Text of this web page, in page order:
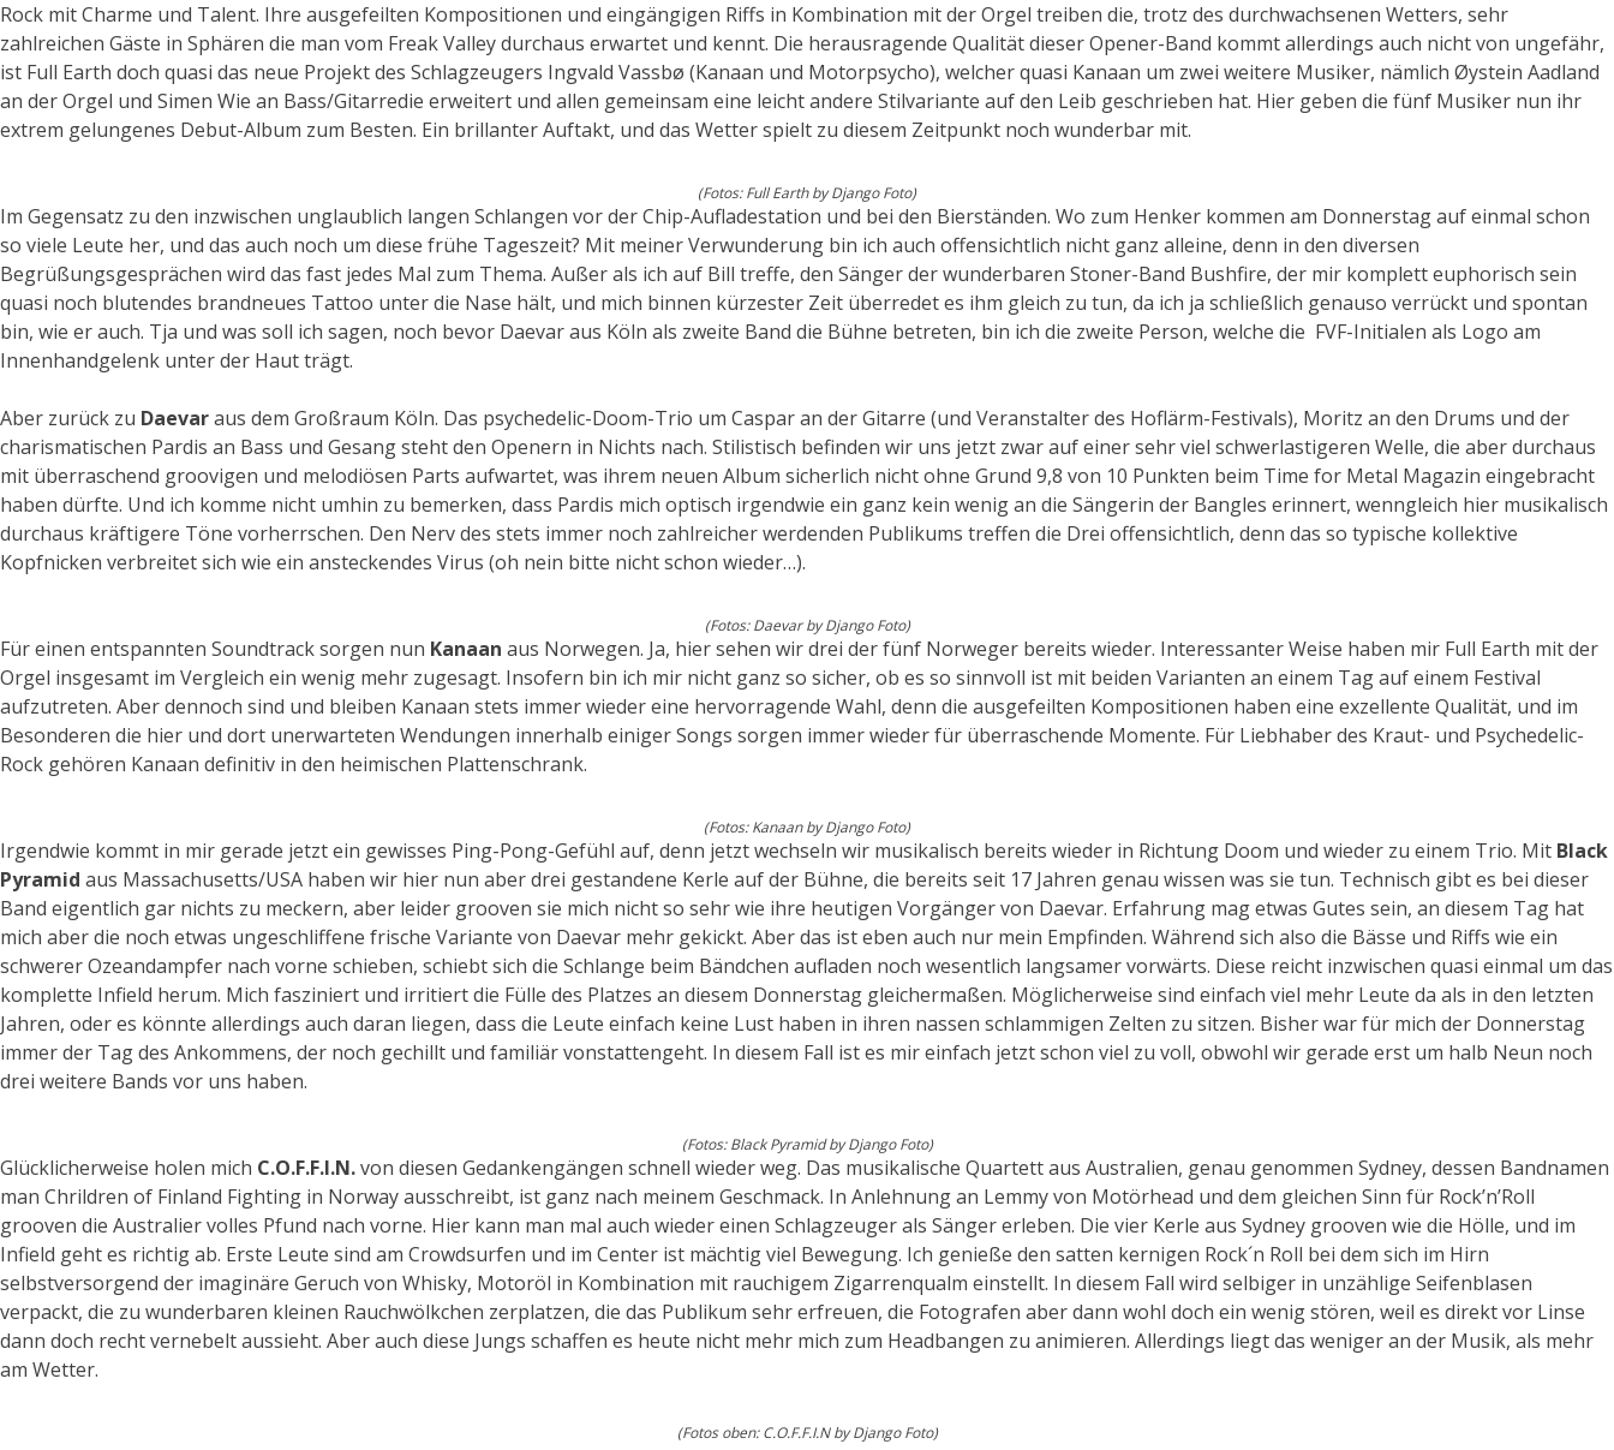
Rock mit Charme und Talent. Ihre ausgefeilten Kompositionen und eingängigen Riffs in Kombination mit der Orgel treiben die, trotz des durchwachsenen Wetters, sehr
zahlreichen Gäste in Sphären die man vom Freak Valley durchaus erwartet und kennt. Die herausragende Qualität dieser Opener-Band kommt allerdings auch nicht von ungefähr,
ist Full Earth doch quasi das neue Projekt des Schlagzeugers Ingvald Vassbø (Kanaan und Motorpsycho), welcher quasi Kanaan um zwei weitere Musiker, nämlich Øystein Aadland
an der Orgel und Simen Wie an Bass/Gitarredie erweitert und allen gemeinsam eine leicht andere Stilvariante auf den Leib geschrieben hat. Hier geben die fünf Musiker nun ihr
extrem gelungenes Debut-Album zum Besten. Ein brillanter Auftakt, und das Wetter spielt zu diesem Zeitpunkt noch wunderbar mit.
(Fotos: Full Earth by Django Foto)
Im Gegensatz zu den inzwischen unglaublich langen Schlangen vor der Chip-Aufladestation und bei den Bierständen. Wo zum Henker kommen am Donnerstag auf einmal schon
so viele Leute her, und das auch noch um diese frühe Tageszeit? Mit meiner Verwunderung bin ich auch offensichtlich nicht ganz alleine, denn in den diversen
Begrüßungsgesprächen wird das fast jedes Mal zum Thema. Außer als ich auf Bill treffe, den Sänger der wunderbaren Stoner-Band Bushfire, der mir komplett euphorisch sein
quasi noch blutendes brandneues Tattoo unter die Nase hält, und mich binnen kürzester Zeit überredet es ihm gleich zu tun, da ich ja schließlich genauso verrückt und spontan
bin, wie er auch. Tja und was soll ich sagen, noch bevor Daevar aus Köln als zweite Band die Bühne betreten, bin ich die zweite Person, welche die FVF-Initialen als Logo am
Innenhandgelenk unter der Haut trägt.
Aber zurück zu Daevaraus dem Großraum Köln. Das psychedelic-Doom-Trio um Caspar an der Gitarre (und Veranstalter des Hoflärm-Festivals), Moritz an den Drums und der
charismatischen Pardis an Bass und Gesang steht den Openern in Nichts nach. Stilistisch befinden wir uns jetzt zwar auf einer sehr viel schwerlastigeren Welle, die aber durchaus
mit überraschend groovigen und melodiösen Parts aufwartet, was ihrem neuen Album sicherlich nicht ohne Grund 9,8 von 10 Punkten beim Time for Metal Magazin eingebracht
haben dürfte. Und ich komme nicht umhin zu bemerken, dass Pardis mich optisch irgendwie ein ganz kein wenig an die Sängerin der Bangles erinnert, wenngleich hier musikalisch
durchaus kräftigere Töne vorherrschen. Den Nerv des stets immer noch zahlreicher werdenden Publikums treffen die Drei offensichtlich, denn das so typische kollektive
Kopfnicken verbreitet sich wie ein ansteckendes Virus (oh nein bitte nicht schon wieder…).
(Fotos: Daevar by Django Foto)
Für einen entspannten Soundtrack sorgen nun Kanaan aus Norwegen. Ja, hier sehen wir drei der fünf Norweger bereits wieder. Interessanter Weise haben mir Full Earth mit der
Orgel insgesamt im Vergleich ein wenig mehr zugesagt. Insofern bin ich mir nicht ganz so sicher, ob es so sinnvoll ist mit beiden Varianten an einem Tag auf einem Festival
aufzutreten. Aber dennoch sind und bleiben Kanaan stets immer wieder eine hervorragende Wahl, denn die ausgefeilten Kompositionen haben eine exzellente Qualität, und im
Besonderen die hier und dort unerwarteten Wendungen innerhalb einiger Songs sorgen immer wieder für überraschende Momente. Für Liebhaber des Kraut- und Psychedelic-
Rock gehören Kanaan definitiv in den heimischen Plattenschrank.
(Fotos: Kanaan by Django Foto)
Irgendwie kommt in mir gerade jetzt ein gewisses Ping-Pong-Gefühl auf, denn jetzt wechseln wir musikalisch bereits wieder in Richtung Doom und wieder zu einem Trio. Mit Black
Pyramid aus Massachusetts/USA haben wir hier nun aber drei gestandene Kerle auf der Bühne, die bereits seit 17 Jahren genau wissen was sie tun. Technisch gibt es bei dieser
Band eigentlich gar nichts zu meckern, aber leider grooven sie mich nicht so sehr wie ihre heutigen Vorgänger von Daevar. Erfahrung mag etwas Gutes sein, an diesem Tag hat
mich aber die noch etwas ungeschliffene frische Variante von Daevar mehr gekickt. Aber das ist eben auch nur mein Empfinden. Während sich also die Bässe und Riffs wie ein
schwerer Ozeandampfer nach vorne schieben, schiebt sich die Schlange beim Bändchen aufladen noch wesentlich langsamer vorwärts. Diese reicht inzwischen quasi einmal um das
komplette Infield herum. Mich fasziniert und irritiert die Fülle des Platzes an diesem Donnerstag gleichermaßen. Möglicherweise sind einfach viel mehr Leute da als in den letzten
Jahren, oder es könnte allerdings auch daran liegen, dass die Leute einfach keine Lust haben in ihren nassen schlammigen Zelten zu sitzen. Bisher war für mich der Donnerstag
immer der Tag des Ankommens, der noch gechillt und familiär vonstattengeht. In diesem Fall ist es mir einfach jetzt schon viel zu voll, obwohl wir gerade erst um halb Neun noch
drei weitere Bands vor uns haben.
(Fotos: Black Pyramid by Django Foto)
Glücklicherweise holen mich C.O.F.F.I.N.von diesen Gedankengängen schnell wieder weg. Das musikalische Quartett aus Australien, genau genommen Sydney, dessen Bandnamen
man Chrildren of Finland Fighting in Norway ausschreibt, ist ganz nach meinem Geschmack. In Anlehnung an Lemmy von Motörhead und dem gleichen Sinn für Rock’n’Roll
grooven die Australier volles Pfund nach vorne. Hier kann man mal auch wieder einen Schlagzeuger als Sänger erleben. Die vier Kerle aus Sydney grooven wie die Hölle, und im
Infield geht es richtig ab. Erste Leute sind am Crowdsurfen und im Center ist mächtig viel Bewegung. Ich genieße den satten kernigen Rock´n Roll bei dem sich im Hirn
selbstversorgend der imaginäre Geruch von Whisky, Motoröl in Kombination mit rauchigem Zigarrenqualm einstellt. In diesem Fall wird selbiger in unzählige Seifenblasen
verpackt, die zu wunderbaren kleinen Rauchwölkchen zerplatzen, die das Publikum sehr erfreuen, die Fotografen aber dann wohl doch ein wenig stören, weil es direkt vor Linse
dann doch recht vernebelt aussieht. Aber auch diese Jungs schaffen es heute nicht mehr mich zum Headbangen zu animieren. Allerdings liegt das weniger an der Musik, als mehr
am Wetter.
(Fotos oben: C.O.F.F.I.N by Django Foto)